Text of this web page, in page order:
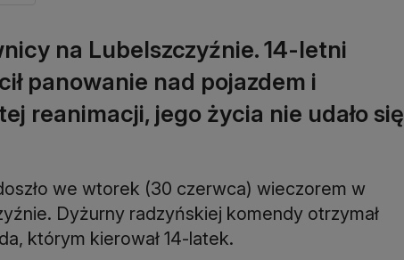
na Lubelszczyźnie. 14-letni
panowanie nad pojazdem i
reanimacji, jego życia nie udało się
we wtorek (30 czerwca) wieczorem w
Dyżurny radzyńskiej komendy otrzymał
którym kierował 14-latek.